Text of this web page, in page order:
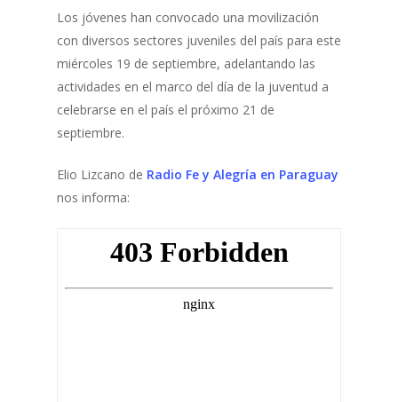
Los jóvenes han convocado una movilización
con diversos sectores juveniles del país para este
miércoles 19 de septiembre, adelantando las
actividades en el marco del día de la juventud a
celebrarse en el país el próximo 21 de
septiembre.
Elio Lizcano de Radio Fe y Alegría en Paraguay
nos informa: